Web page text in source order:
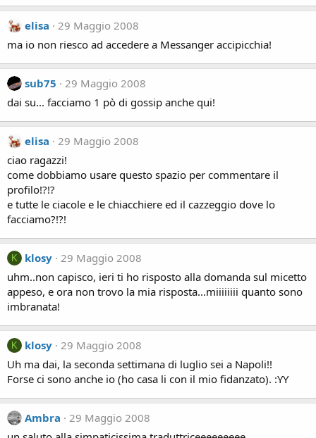
elisa
29 Maggio 2008
ma io non riesco ad accedere a Messanger accipicchia!
sub75
29 Maggio 2008
dai su... facciamo 1 pò di gossip anche qui!
elisa
29 Maggio 2008
ciao ragazzi!
come dobbiamo usare questo spazio per commentare il
profilo!?!?
e tutte le ciacole e le chiacchiere ed il cazzeggio dove lo
facciamo?!?!
K klosy 29 Maggio 2008
uhm..non capisco, ieri ti ho risposto alla domanda sul micetto
appeso, e ora non trovo la mia risposta...miiiiiiii quanto sono
imbranata!
K klosy 29 Maggio 2008
Uh ma dai, la seconda settimana di luglio sei a Napoli!!
Forse ci sono anche io (ho casa li con il mio fidanzato). :YY
Ambra
29 Maggio 2008